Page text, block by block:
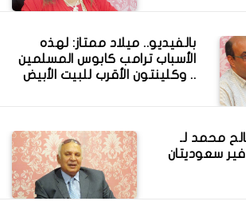
بالفيديو.. ميلاد ممتاز: لهذه
الأسباب ترامب كابوس المسلمين
.. وكلينتون الأقرب للبيت الأبيض
محمد لـ
سعوديتان